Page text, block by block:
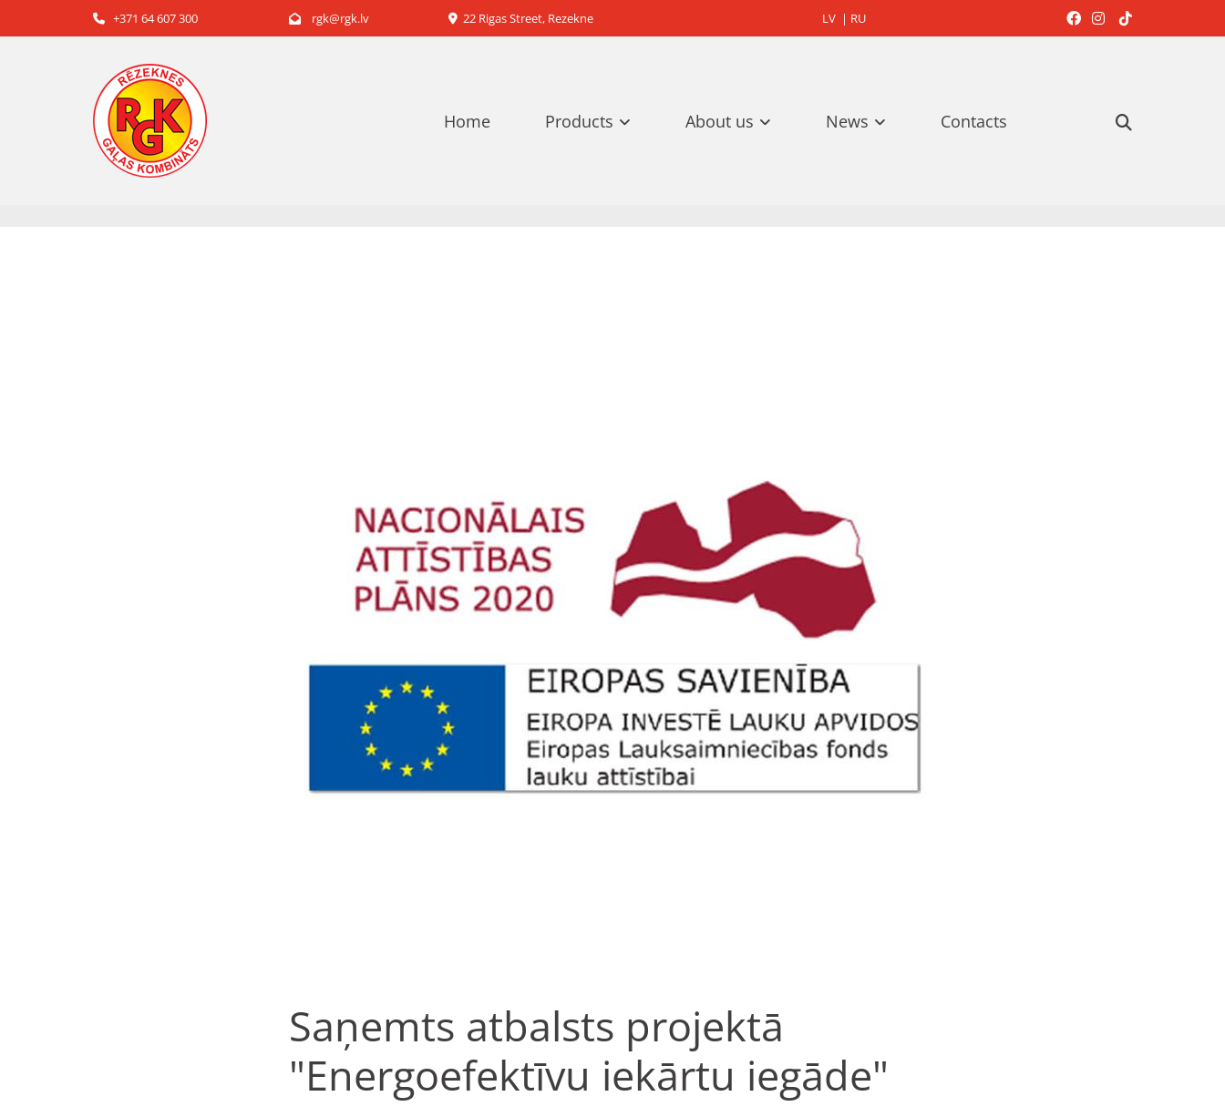
 +371 64 607 300  rgk@rgk.lv  22 Rigas Street, Rezekne LV| RU   
Home Products About us News Contacts
Saņemts atbalsts projektā
"Energoefektīvu iekārtu iegāde"